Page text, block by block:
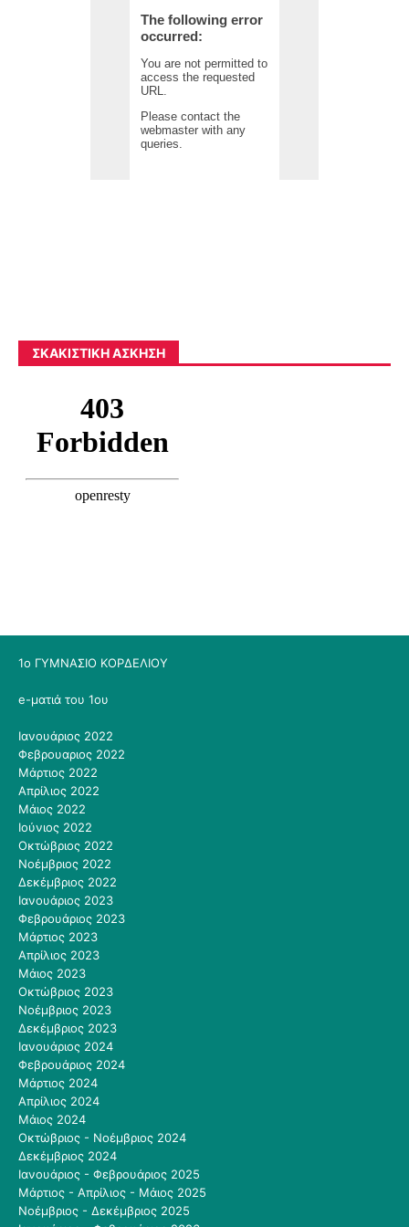
ΣΚΑΚΙΣΤΙΚΉ ΆΣΚΗΣΗ
1ο ΓΥΜΝΑΣΙΟ ΚΟΡΔΕΛΙΟΥ
e-ματιά του 1ου
Ιανουάριος 2022
Φεβρουαριος 2022
Μάρτιος 2022
Απρίλιος 2022
Μάιος 2022
Ιούνιος 2022
Οκτώβριος 2022
Νοέμβριος 2022
Δεκέμβριος 2022
Ιανουάριος 2023
Φεβρουάριος 2023
Μάρτιος 2023
Απρίλιος 2023
Μάιος 2023
Οκτώβριος 2023
Νοέμβριος 2023
Δεκέμβριος 2023
Ιανουάριος 2024
Φεβρουάριος 2024
Μάρτιος 2024
Απρίλιος 2024
Μάιος 2024
Οκτώβριος - Νοέμβριος 2024
Δεκέμβριος 2024
Ιανουάριος - Φεβρουάριος 2025
Μάρτιος - Απρίλιος - Μάιος 2025
Νοέμβριος - Δεκέμβριος 2025